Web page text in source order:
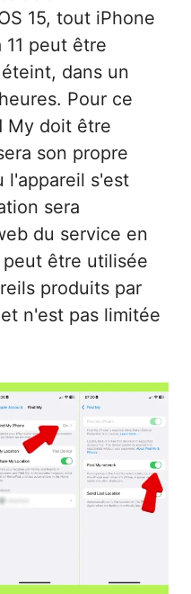
15, tout iPhone
peut être
dans un
Pour ce
My doit être
son propre
l'appareil s'est
sera
du service en
être utilisée
produits par
n'est pas limitée